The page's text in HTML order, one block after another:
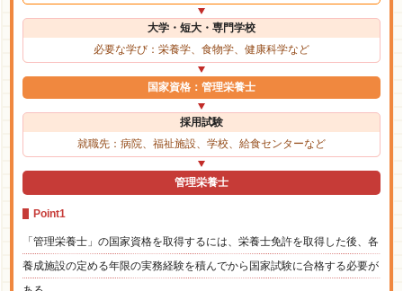
大学・短大・専門学校
必要な学び：栄養学、食物学、健康科学など
国家資格：管理栄養士
採用試験
就職先：病院、福祉施設、学校、給食センターなど
管理栄養士
Point1
「管理栄養士」の国家資格を取得するには、栄養士免許を取得した後、各
養成施設の定める年限の実務経験を積んでから国家試験に合格する必要が